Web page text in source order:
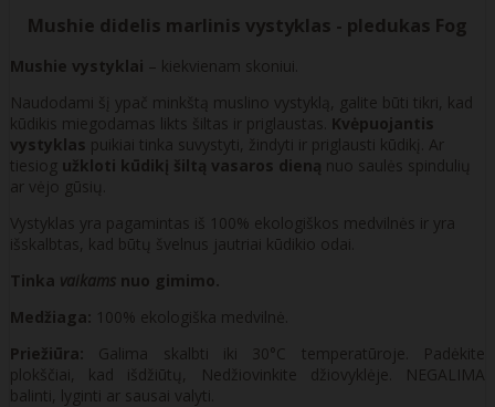
Mushie didelis marlinis vystyklas - pledukas Fog
Mushie vystyklai – kiekvienam skoniui.
Naudodami šį ypač minkštą muslino vystyklą, galite būti tikri, kad
kūdikis miegodamas likts šiltas ir priglaustas. Kvėpuojantis
vystyklas puikiai tinka suvystyti, žindyti ir priglausti kūdikį. Ar
tiesiog užkloti kūdikį šiltą vasaros dieną nuo saulės spindulių
ar vėjo gūsių.
Vystyklas yra pagamintas iš 100% ekologiškos medvilnės ir yra
išskalbtas, kad būtų švelnus jautriai kūdikio odai.
Tinka vaikams nuo gimimo.
Medžiaga: 100% ekologiška medvilnė.
Priežiūra: Galima skalbti iki 30°C temperatūroje. Padėkite
plokščiai, kad išdžiūtų, Nedžiovinkite džiovyklėje. NEGALIMA
balinti, lyginti ar sausai valyti.